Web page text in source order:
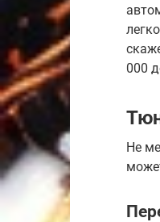
000
Не